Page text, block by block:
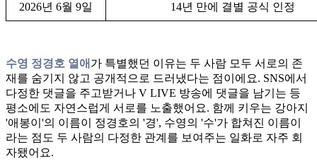
2026년 6월 9일 14년 만에 결별 공식 인정
수영 정경호 열애 가 특별했던 이유는 두 사람 모두 서로의 존
재를 숨기지 않고 공개적으로 드러냈다는 점이에요. SNS에서
다정한 댓글을 주고받거나 V LIVE 방송에 댓글을 남기는 등
평소에도 자연스럽게 서로를 노출했어요. 함께 키우는 강아지
'애봉이'의 이름이 정경호의 '경', 수영의 '수'가 합쳐진 이름이
라는 점도 두 사람의 다정한 관계를 보여주는 일화로 자주 회
자됐어요.